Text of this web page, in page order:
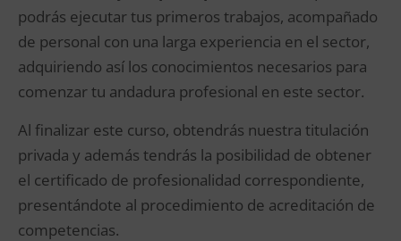
podrás ejecutar tus primeros trabajos, acompañado
de personal con una larga experiencia en el sector,
adquiriendo así los conocimientos necesarios para
comenzar tu andadura profesional en este sector.
Al finalizar este curso, obtendrás nuestra titulación
privada y además tendrás la posibilidad de obtener
el certificado de profesionalidad correspondiente,
presentándote al procedimiento de acreditación de
competencias.